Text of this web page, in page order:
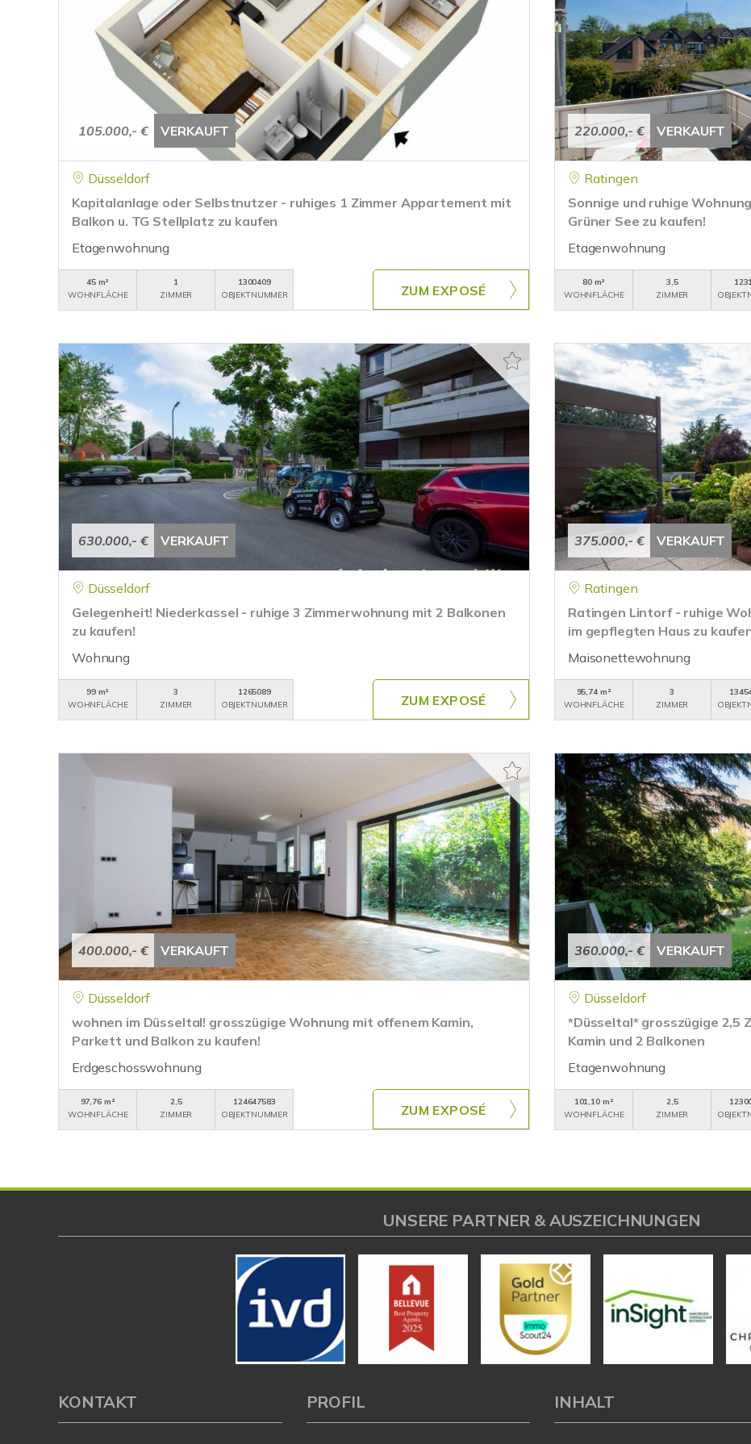
105.000,- € VERKAUFT
Düsseldorf
Kapitalanlage oder Selbstnutzer - ruhiges 1 Zimmer Appartement mit
Balkon u. TG Stellplatz zu kaufen
Etagenwohnung
45 m²
WOHNFLÄCHE
1
ZIMMER
1300409
OBJEKTNUMMER
ZUM EXPOSÉ
220.000,- € VERKAUFT
Ratingen
Sonnige und ruhige
Grüner See zu kaufen!
Etagenwohnung
80 m²
WOHNFLÄCHE
3,5
ZIMMER
630.000,- € VERKAUFT
Düsseldorf
Gelegenheit! Niederkassel - ruhige 3 Zimmerwohnung mit 2 Balkonen
zu kaufen!
Wohnung
99 m²
WOHNFLÄCHE
3
ZIMMER
1265089
OBJEKTNUMMER
ZUM EXPOSÉ
375.000,- € VERKAUFT
Ratingen
Ratingen Lintorf - ruhige
im gepflegten Haus zu
Maisonettewohnung
95,74 m²
WOHNFLÄCHE
3
ZIMMER
400.000,- € VERKAUFT
Düsseldorf
wohnen im Düsseltal! grosszügige Wohnung mit offenem Kamin,
Parkett und Balkon zu kaufen!
Erdgeschosswohnung
97,76 m²
WOHNFLÄCHE
2,5
ZIMMER
124647583
OBJEKTNUMMER
ZUM EXPOSÉ
360.000,- € VERKAUFT
Düsseldorf
*Düsseltal* grosszügige 2,5
Kamin und 2 Balkonen
Etagenwohnung
101,10 m²
WOHNFLÄCHE
2,5
ZIMMER
UNSERE PARTNER & AUSZEICHNUNGEN
KONTAKT PROFIL INHALT